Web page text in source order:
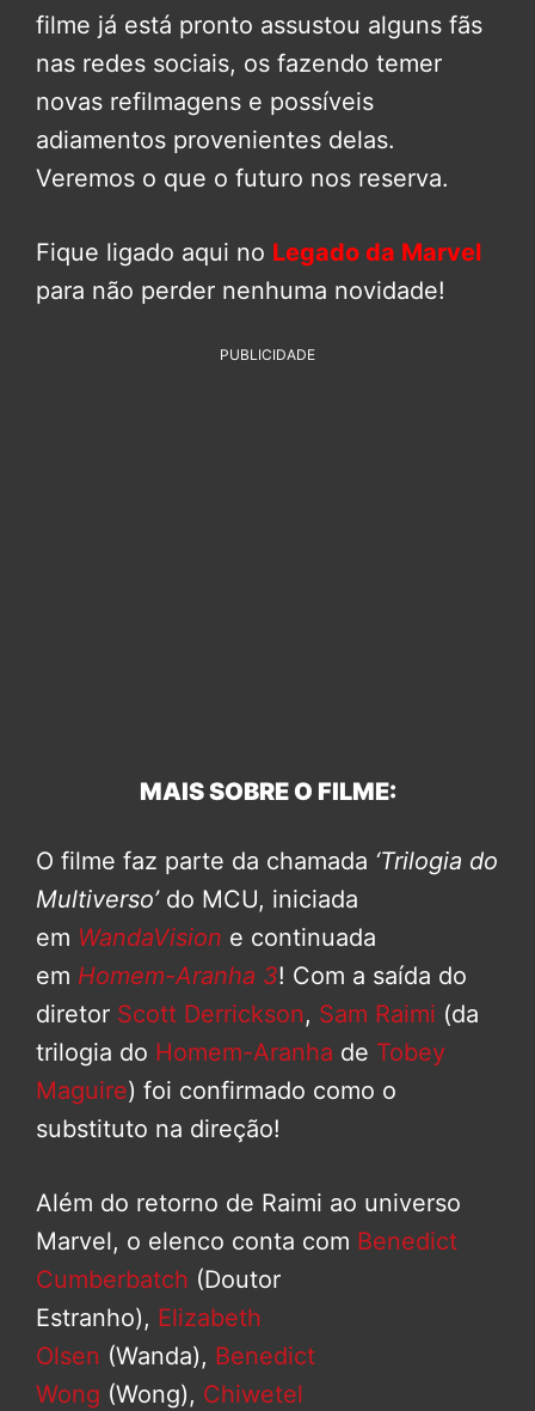
filme já está pronto assustou alguns fãs
nas redes sociais, os fazendo temer
novas refilmagens e possíveis
adiamentos provenientes delas.
Veremos o que o futuro nos reserva.
Fique ligado aqui no Legado da Marvel
para não perder nenhuma novidade!
PUBLICIDADE
MAIS SOBRE O FILME:
O filme faz parte da chamada ‘Trilogia do
Multiverso’do MCU, iniciada
em WandaVision e continuada
em Homem-Aranha 3! Com a saída do
diretor Scott Derrickson, Sam Raimi (da
trilogia do Homem-Aranha de Tobey
Maguire) foi confirmado como o
substituto na direção!
Além do retorno de Raimi ao universo
Marvel, o elenco conta com Benedict
Cumberbatch (Doutor
Estranho), Elizabeth
Olsen (Wanda), Benedict
Wong (Wong), Chiwetel